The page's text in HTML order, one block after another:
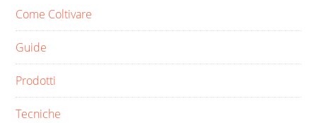
Come Coltivare
Guide
Prodotti
Tecniche